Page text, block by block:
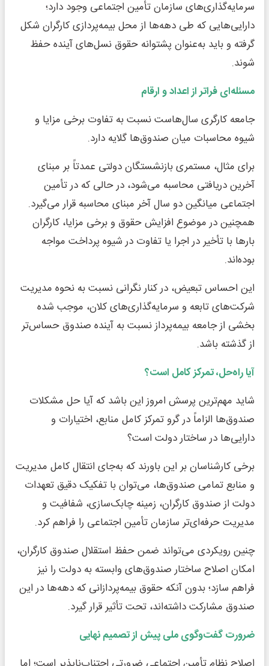
سرمایه‌گذاری‌های سازمان تأمین اجتماعی وجود دارد؛
دارایی‌هایی که طی دهه‌ها از محل بیمه‌پردازی کارگران شکل
گرفته و باید به‌عنوان پشتوانه حقوق نسل‌های آینده حفظ
شوند.
مسئله‌ای فراتر از اعداد و ارقام
جامعه کارگری سال‌هاست نسبت به تفاوت برخی مزایا و
شیوه محاسبات میان صندوق‌ها گلایه دارد.
برای مثال، مستمری بازنشستگان دولتی عمدتاً بر مبنای
آخرین دریافتی محاسبه می‌شود، در حالی که در تأمین
اجتماعی میانگین دو سال آخر مبنای محاسبه قرار می‌گیرد.
همچنین در موضوع افزایش حقوق و برخی مزایا، کارگران
بارها با تأخیر در اجرا یا تفاوت در شیوه پرداخت مواجه
بوده‌اند.
این احساس تبعیض، در کنار نگرانی نسبت به نحوه مدیریت
شرکت‌های تابعه و سرمایه‌گذاری‌های کلان، موجب شده
بخشی از جامعه بیمه‌پرداز نسبت به آینده صندوق حساس‌تر
از گذشته باشد.
آیا راه‌حل، تمرکز کامل است؟
شاید مهم‌ترین پرسش امروز این باشد که آیا حل مشکلات
صندوق‌ها الزاماً در گرو تمرکز کامل منابع، اختیارات و
دارایی‌ها در ساختار دولت است؟
برخی کارشناسان بر این باورند که به‌جای انتقال کامل مدیریت
و منابع تمامی صندوق‌ها، می‌توان با تفکیک دقیق تعهدات
دولت از صندوق کارگران، زمینه چابک‌سازی، شفافیت و
مدیریت حرفه‌ای‌تر سازمان تأمین اجتماعی را فراهم کرد.
چنین رویکردی می‌تواند ضمن حفظ استقلال صندوق کارگران،
امکان اصلاح ساختار صندوق‌های وابسته به دولت را نیز
فراهم سازد؛ بدون آنکه حقوق بیمه‌پردازانی که دهه‌ها در این
صندوق مشارکت داشته‌اند، تحت تأثیر قرار گیرد.
ضرورت گفت‌وگوی ملی پیش از تصمیم نهایی